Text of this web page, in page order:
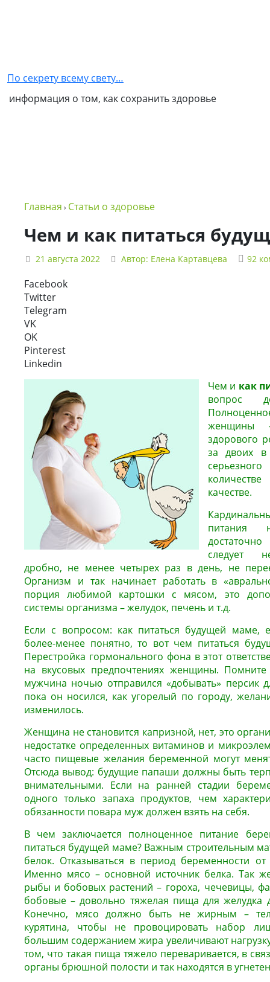
партнером
NSP
в
NSP
Политика
конфиденциальности
По секрету всему свету…
информация о том, как сохранить здоровье
Главная › Статьи о здоровье
Чем и как питаться
21 августа 2022 Автор: Елена Картавцева 92
Facebook
Twitter
Telegram
VK
OK
Pinterest
Linkedin
Чем и как
вопрос
женщины
здорового
за двоих в
качестве.
питания
следует
дробно, не менее четырех раз в день, не
Организм и так начинает работать в
порция любимой картошки с мясом, это
системы организма – желудок, печень и т.д.
Если с вопросом: как питаться будущей маме,
более-менее понятно, то вот чем питаться
Перестройка гормонального фона в этот
на вкусовых предпочтениях женщины.
мужчина ночью отправился «добывать» персик
пока он носился, как угорелый по городу,
изменилось.
Женщина не становится капризной, нет, это
недостатке определенных витаминов и
часто пищевые желания беременной могут
Отсюда вывод: будущие папаши должны быть
внимательными. Если на ранней стадии
одного только запаха продуктов, чем
обязанности повара муж должен взять на себя.
В чем заключается полноценное питание
питаться будущей маме? Важным строительным
белок. Отказываться в период беременности
Именно мясо – основной источник белка. Так
рыбы и бобовых растений – гороха, чечевицы,
бобовые – довольно тяжелая пища для желудка
Конечно, мясо должно быть не жирным –
курятина, чтобы не провоцировать набор
большим содержанием жира увеличивают
том, что такая пища тяжело переваривается, в
органы брюшной полости и так находятся в